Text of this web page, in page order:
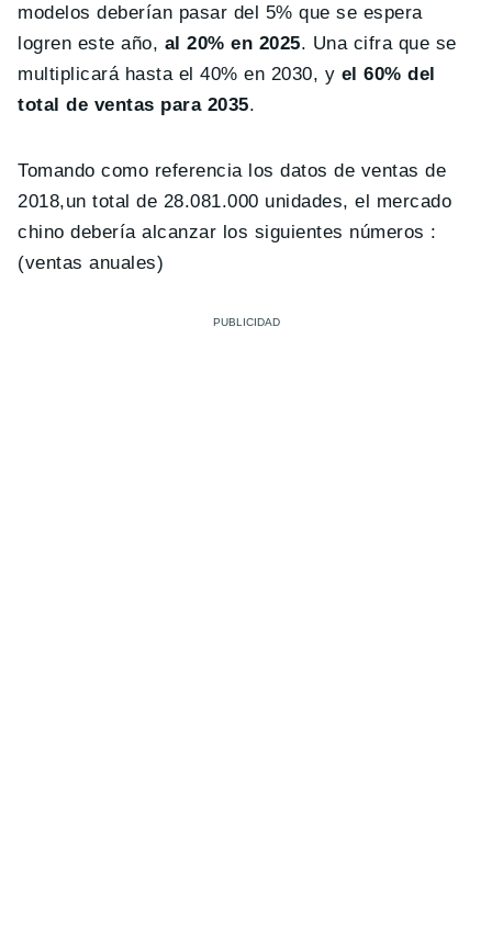
modelos deberían pasar del 5% que se espera
logren este año, al 20% en 2025. Una cifra que se
multiplicará hasta el 40% en 2030, y el 60% del
total de ventas para 2035.
Tomando como referencia los datos de ventas de
2018,un total de 28.081.000 unidades, el mercado
chino debería alcanzar los siguientes números :
(ventas anuales)